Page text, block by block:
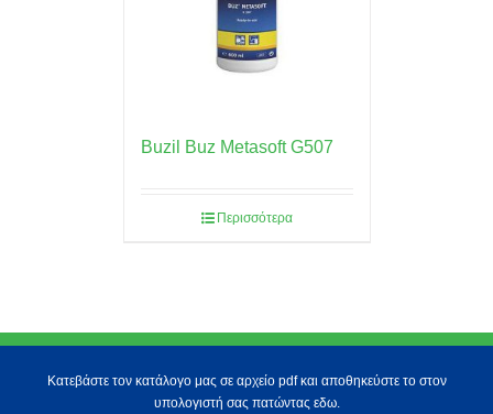
Buzil Buz Metasoft G507
Περισσότερα
Κατεβάστε τον κατάλογο μας σε αρχείο pdf και αποθηκεύστε το στον
υπολογιστή σας πατώντας εδω.